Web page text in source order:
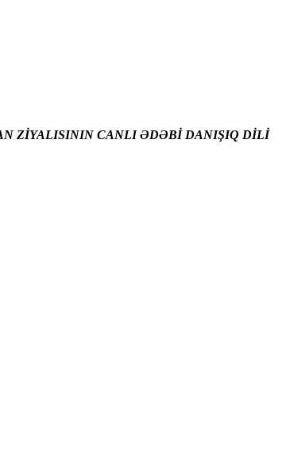
ZİYALISININ CANLI ƏDƏBİ DANIŞIQ DİLİ